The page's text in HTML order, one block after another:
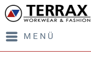
MENÜ